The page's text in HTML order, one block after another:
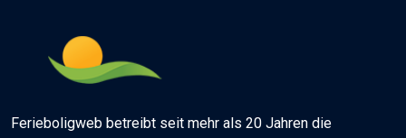
Ferieboligweb betreibt seit mehr als 20 Jahren die